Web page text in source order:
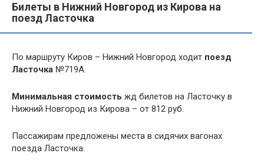
Билеты в Нижний Новгород из Кирова на
поезд Ласточка
По маршруту Киров – Нижний Новгород ходит поезд
Ласточка №719А.
Минимальная стоимость жд билетов на Ласточку в
Нижний Новгород из Кирова – от 812 руб.
Пассажирам предложены места в сидячих вагонах
поезда Ласточка.